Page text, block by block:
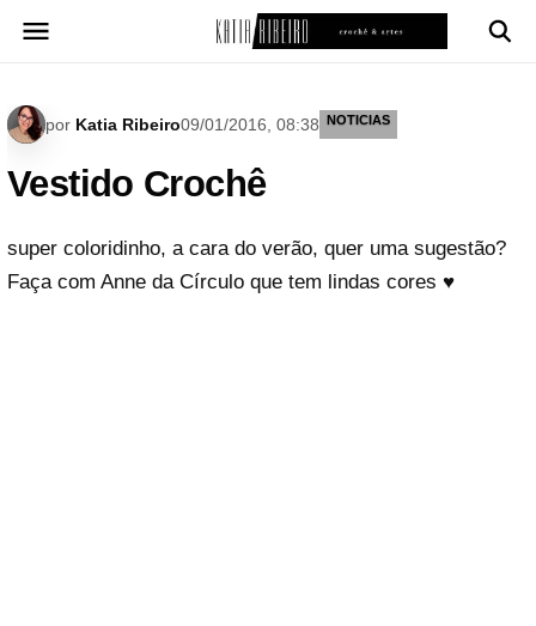
para
por Katia Ribeiro09/01/2016, 08:38 NOTICIAS
Vestido Crochê
super coloridinho, a cara do verão, quer uma sugestão?
Faça com Anne da Círculo que tem lindas cores ♥